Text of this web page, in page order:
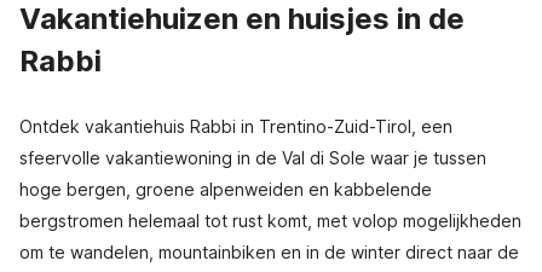
Vakantiehuizen en huisjes in de
Rabbi
Ontdek vakantiehuis Rabbi in Trentino-Zuid-Tirol, een
sfeervolle vakantiewoning in de Val di Sole waar je tussen
hoge bergen, groene alpenweiden en kabbelende
bergstromen helemaal tot rust komt, met volop mogelijkheden
om te wandelen, mountainbiken en in de winter direct naar de